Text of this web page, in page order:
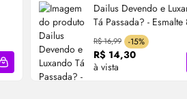
Adicionar à sacola
Dailus Devendo e
Tá Passada? - Esmalte
R$ 16,99 -15%
R$ 14,30
à vista